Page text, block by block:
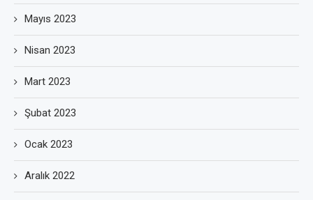
Mayıs 2023
Nisan 2023
Mart 2023
Şubat 2023
Ocak 2023
Aralık 2022